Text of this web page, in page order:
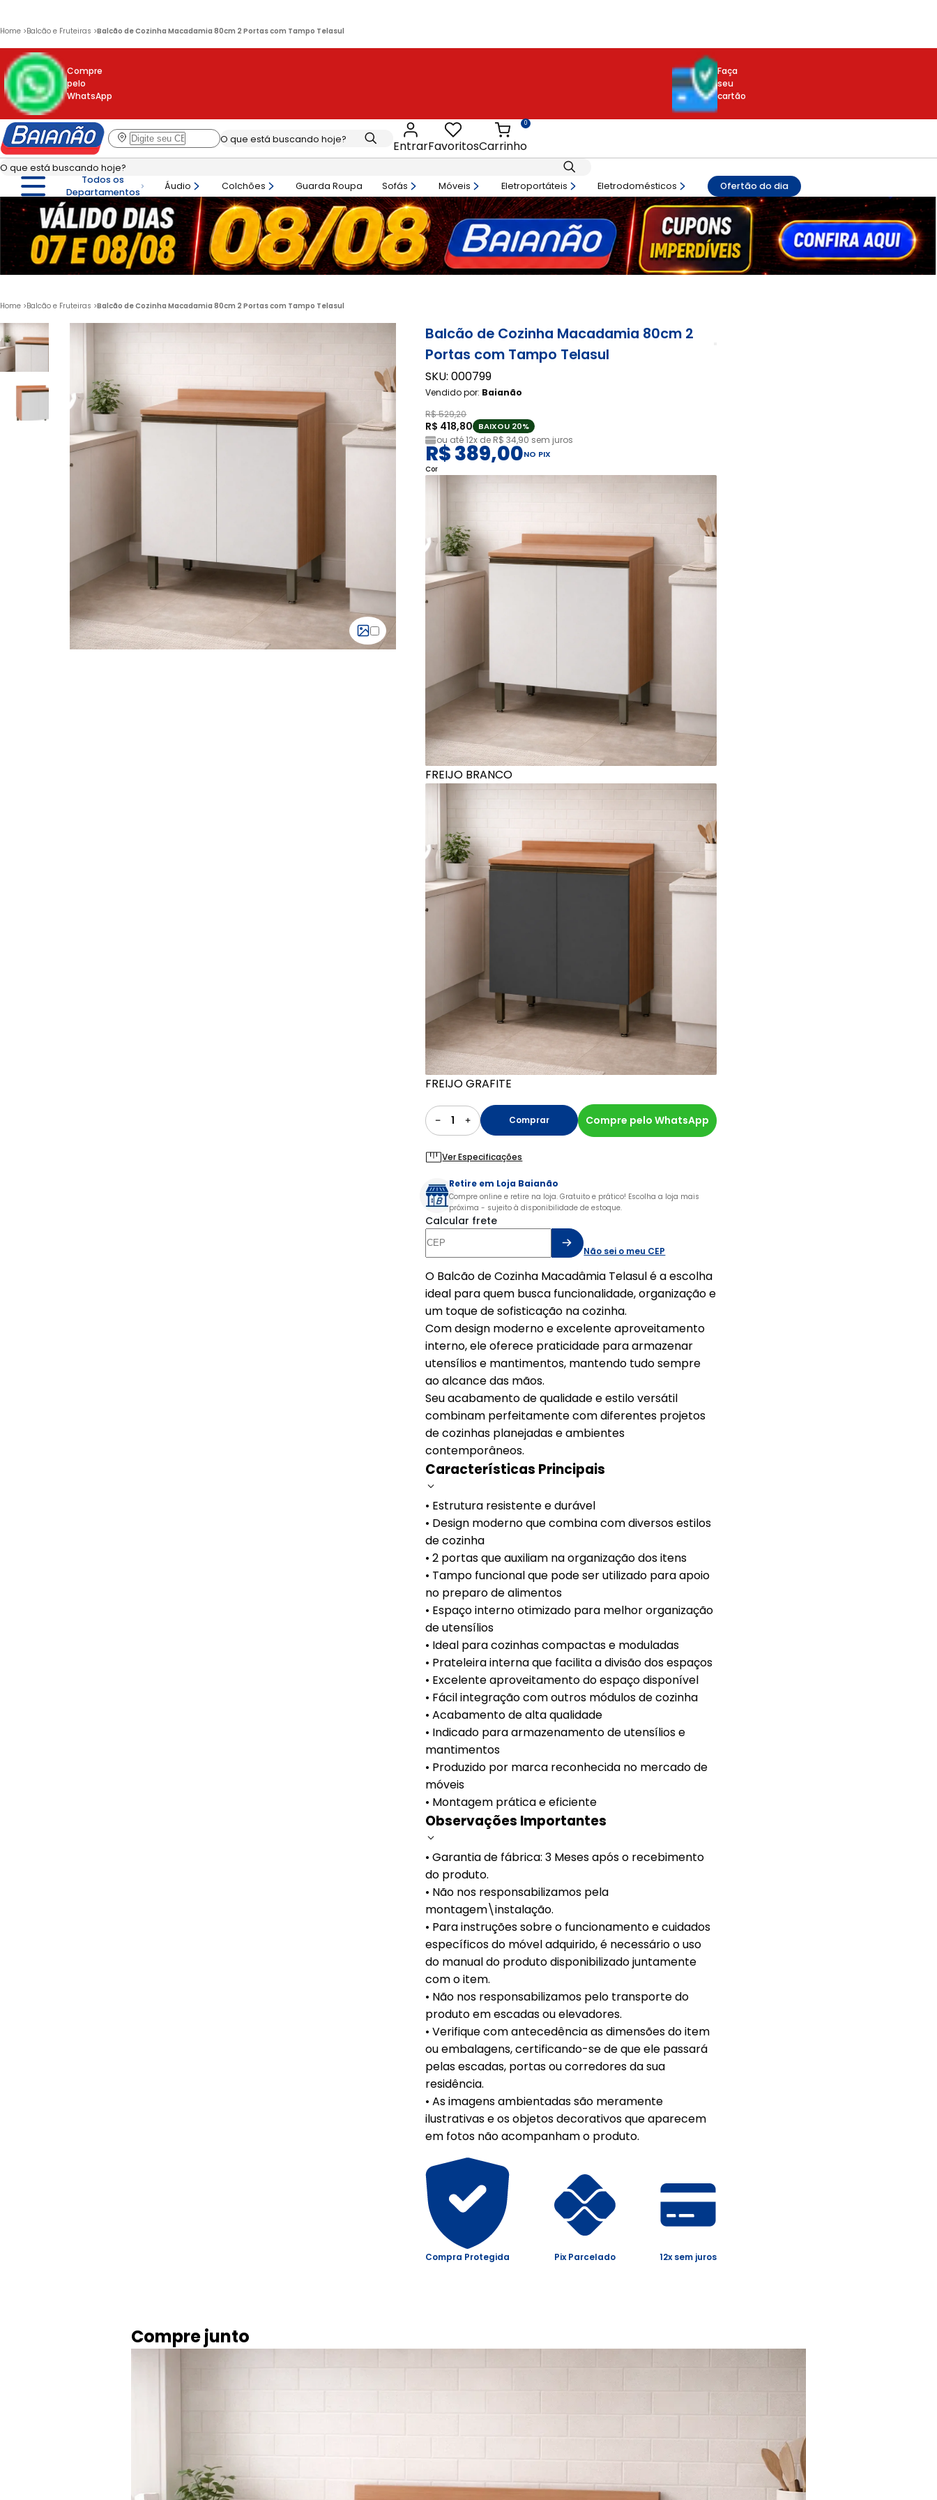
Home >Balcão e Fruteiras >Balcão de Cozinha Macadamia 80cm 2 Portas com Tampo Telasul
Compre
pelo
WhatsApp
Faça
seu
cartão
EntrarFavoritosCarrinho
0
Todos os
Departamentos
Áudio Colchões Guarda Roupa Sofás Móveis Eletroportáteis Eletrodomésticos Ofertão do dia
Home >Balcão e Fruteiras >Balcão de Cozinha Macadamia 80cm 2 Portas com Tampo Telasul
Balcão de Cozinha Macadamia 80cm 2
Portas com Tampo Telasul
SKU: 000799
Vendido por: Baianão
R$ 529,20
R$ 418,80 BAIXOU 20%
ou até12x de R$ 34,90 sem juros
R$ 389,00NO PIX
Cor
FREIJO BRANCO
FREIJO GRAFITE
1 Comprar Compre pelo WhatsApp
Ver Especificações
Retire em Loja Baianão
Compre online e retire na loja. Gratuito e prático! Escolha a loja mais
próxima - sujeito à disponibilidade de estoque.
Calcular frete
Não sei o meu CEP
O Balcão de Cozinha Macadâmia Telasul é a escolha
ideal para quem busca funcionalidade, organização e
um toque de sofisticação na cozinha.
Com design moderno e excelente aproveitamento
interno, ele oferece praticidade para armazenar
utensílios e mantimentos, mantendo tudo sempre
ao alcance das mãos.
Seu acabamento de qualidade e estilo versátil
combinam perfeitamente com diferentes projetos
de cozinhas planejadas e ambientes
contemporâneos.
Características Principais
• Estrutura resistente e durável
• Design moderno que combina com diversos estilos
de cozinha
• 2 portas que auxiliam na organização dos itens
• Tampo funcional que pode ser utilizado para apoio
no preparo de alimentos
• Espaço interno otimizado para melhor organização
de utensílios
• Ideal para cozinhas compactas e moduladas
• Prateleira interna que facilita a divisão dos espaços
• Excelente aproveitamento do espaço disponível
• Fácil integração com outros módulos de cozinha
• Acabamento de alta qualidade
• Indicado para armazenamento de utensílios e
mantimentos
• Produzido por marca reconhecida no mercado de
móveis
• Montagem prática e eficiente
Observações Importantes
• Garantia de fábrica: 3 Meses após o recebimento
do produto.
• Não nos responsabilizamos pela
montagem\instalação.
• Para instruções sobre o funcionamento e cuidados
específicos do móvel adquirido, é necessário o uso
do manual do produto disponibilizado juntamente
com o item.
• Não nos responsabilizamos pelo transporte do
produto em escadas ou elevadores.
• Verifique com antecedência as dimensões do item
ou embalagens, certificando-se de que ele passará
pelas escadas, portas ou corredores da sua
residência.
• As imagens ambientadas são meramente
ilustrativas e os objetos decorativos que aparecem
em fotos não acompanham o produto.
Compra Protegida Pix Parcelado 12x sem juros
Compre junto